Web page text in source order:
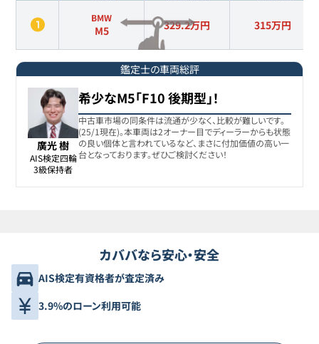
BMW
M5 329.2万円 315万円
鑑定士の車両総評
廣光 樹
AIS検定四輪
3級保持者
希少なM5「F10 後期型」！
中古車市場の同条件は流通が少なく、比較が難しいです。
(25/1現在)。本車両は2オーナー目でディーラーからも状態
の良い個体と言われているなど、まさに付加価値の高い一
台となっております。ぜひご検討ください！
カババなら安心・安全
AIS検定有資格者が査定済み
3.9%のローン利用可能